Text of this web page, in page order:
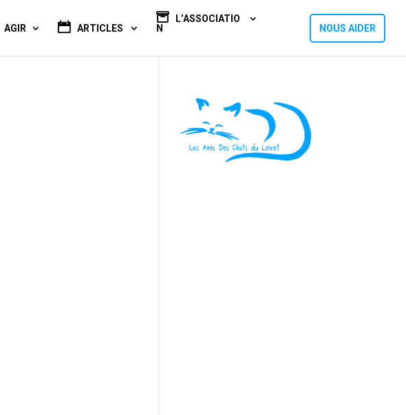
AGIR ARTICLES
L’ASSOCIATIO
N
NOUS AIDER